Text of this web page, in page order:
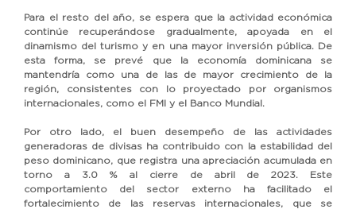
Para el resto del año, se espera que la actividad económica
continúe recuperándose gradualmente, apoyada en el
dinamismo del turismo y en una mayor inversión pública. De
esta forma, se prevé que la economía dominicana se
mantendría como una de las de mayor crecimiento de la
región, consistentes con lo proyectado por organismos
internacionales, como el FMI y el Banco Mundial.
Por otro lado, el buen desempeño de las actividades
generadoras de divisas ha contribuido con la estabilidad del
peso dominicano, que registra una apreciación acumulada en
torno a 3.0 % al cierre de abril de 2023. Este
comportamiento del sector externo ha facilitado el
fortalecimiento de las reservas internacionales, que se